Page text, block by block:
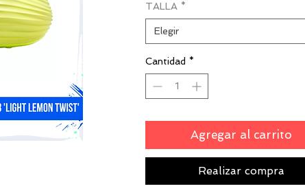
SIN BOX
TALLA *
Elegir
Cantidad *
Agregar al carrito
Realizar compra